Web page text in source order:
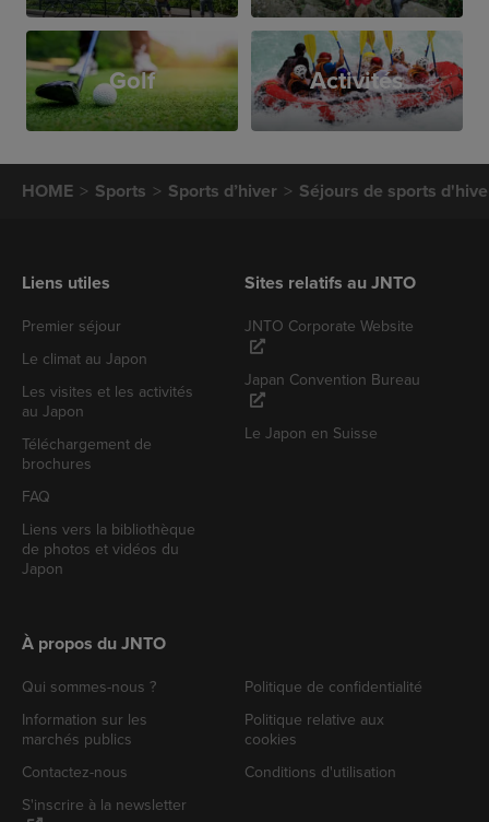
Golf Activités
HOME Sports Sports d’hiver Séjours de sports
Liens utiles
Premier séjour
Le climat au Japon
Les visites et les activités
au Japon
Téléchargement de
brochures
FAQ
Liens vers la bibliothèque
de photos et vidéos du
Japon
Sites relatifs au JNTO
JNTO Corporate Website
Japan Convention Bureau
Le Japon en Suisse
À propos du JNTO
Qui sommes-nous ?
Information sur les
marchés publics
Contactez-nous
S'inscrire à la newsletter
Politique de confidentialité
Politique relative aux
cookies
Conditions d'utilisation